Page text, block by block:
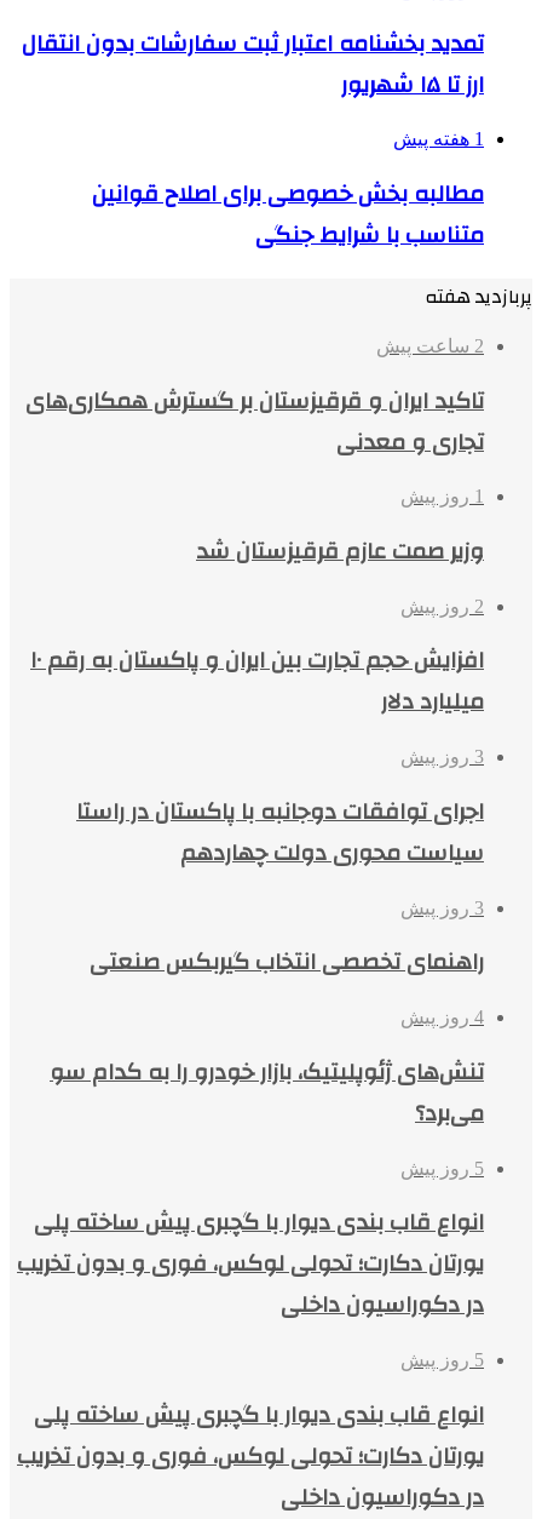
تمدید بخشنامه اعتبار ثبت سفارشات بدون انتقال
ارز تا ۱۵ شهریور
1 هفته پیش
مطالبه بخش خصوصی برای اصلاح قوانین
متناسب با شرایط جنگی
پربازدید هفته
2 ساعت پیش
تاکید ایران و قرقیزستان بر گسترش همکاری‌های
تجاری و معدنی
1 روز پیش
وزیر صمت عازم قرقیزستان شد
2 روز پیش
افزایش حجم تجارت بین ایران و پاکستان به رقم ۱۰
میلیارد دلار
3 روز پیش
اجرای توافقات دوجانبه با پاکستان در راستا
سیاست محوری دولت چهاردهم
3 روز پیش
راهنمای تخصصی انتخاب گیربکس صنعتی
4 روز پیش
تنش‌های ژئوپلیتیک، بازار خودرو را به کدام سو
می‌برد؟
5 روز پیش
انواع قاب بندی دیوار با گچبری پیش ساخته پلی
یورتان دکارت؛ تحولی لوکس، فوری و بدون تخریب
در دکوراسیون داخلی
5 روز پیش
انواع قاب بندی دیوار با گچبری پیش ساخته پلی
یورتان دکارت؛ تحولی لوکس، فوری و بدون تخریب
در دکوراسیون داخلی